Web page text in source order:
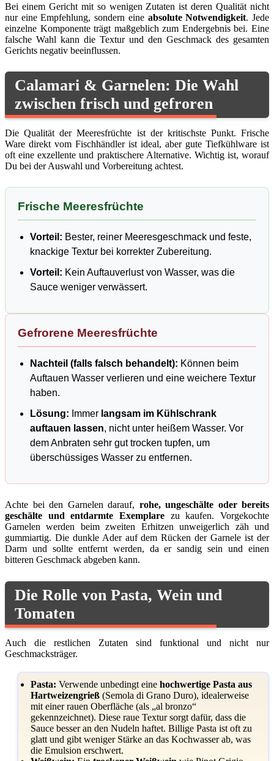
Bei einem Gericht mit so wenigen Zutaten ist deren Qualität nicht
nur eine Empfehlung, sondern eine absolute Notwendigkeit. Jede
einzelne Komponente trägt maßgeblich zum Endergebnis bei. Eine
falsche Wahl kann die Textur und den Geschmack des gesamten
Gerichts negativ beeinflussen.
Calamari & Garnelen: Die Wahl
zwischen frisch und gefroren
Die Qualität der Meeresfrüchte ist der kritischste Punkt. Frische
Ware direkt vom Fischhändler ist ideal, aber gute Tiefkühlware ist
oft eine exzellente und praktischere Alternative. Wichtig ist, worauf
Du bei der Auswahl und Vorbereitung achtest.
Frische Meeresfrüchte
Vorteil: Bester, reiner Meeresgeschmack und feste,
knackige Textur bei korrekter Zubereitung.
Vorteil: Kein Auftauverlust von Wasser, was die
Sauce weniger verwässert.
Gefrorene Meeresfrüchte
Nachteil (falls falsch behandelt): Können beim
Auftauen Wasser verlieren und eine weichere Textur
haben.
Lösung: Immer langsam im Kühlschrank
auftauen lassen, nicht unter heißem Wasser. Vor
dem Anbraten sehr gut trocken tupfen, um
überschüssiges Wasser zu entfernen.
Achte bei den Garnelen darauf, rohe, ungeschälte oder bereits
geschälte und entdarmte Exemplare zu kaufen. Vorgekochte
Garnelen werden beim zweiten Erhitzen unweigerlich zäh und
gummiartig. Die dunkle Ader auf dem Rücken der Garnele ist der
Darm und sollte entfernt werden, da er sandig sein und einen
bitteren Geschmack abgeben kann.
Die Rolle von Pasta, Wein und
Tomaten
Auch die restlichen Zutaten sind funktional und nicht nur
Geschmacksträger.
Pasta: Verwende unbedingt eine hochwertige Pasta aus
Hartweizengrieß (Semola di Grano Duro), idealerweise
mit einer rauen Oberfläche (als „al bronzo“
gekennzeichnet). Diese raue Textur sorgt dafür, dass die
Sauce besser an den Nudeln haftet. Billige Pasta ist oft zu
glatt und gibt weniger Stärke an das Kochwasser ab, was
die Emulsion erschwert.